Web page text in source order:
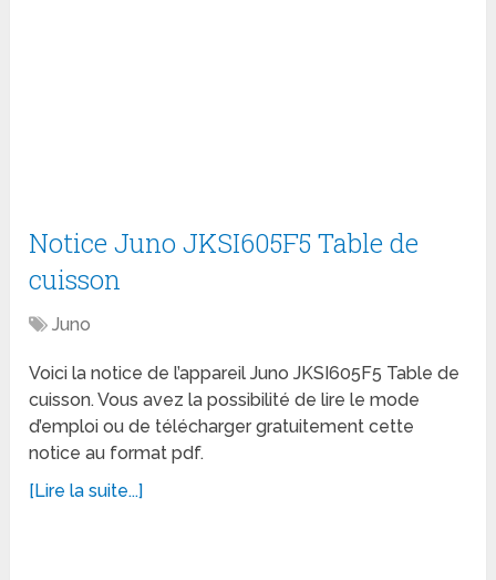
Notice Juno JKSI605F5 Table de
cuisson
Juno
Voici la notice de l’appareil Juno JKSI605F5 Table de
cuisson. Vous avez la possibilité de lire le mode
d’emploi ou de télécharger gratuitement cette
notice au format pdf.
[Lire la suite...]